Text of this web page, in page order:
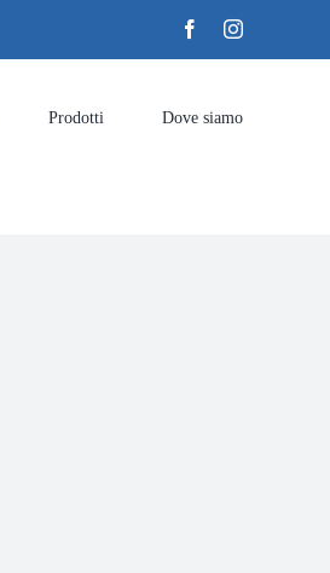
FacebookInstagram
Prodotti Dove siamo